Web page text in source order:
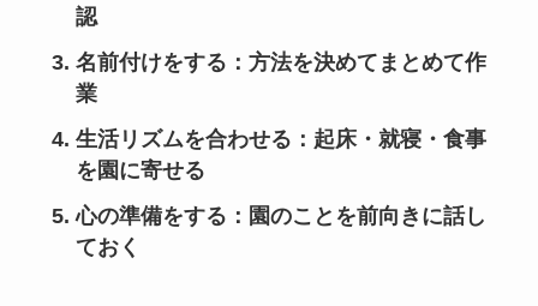
認
名前付けをする ：方法を決めてまとめて作
業
生活リズムを合わせる ：起床・就寝・食事
を園に寄せる
心の準備をする ：園のことを前向きに話し
ておく